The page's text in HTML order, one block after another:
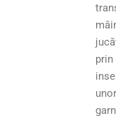
prin
unor